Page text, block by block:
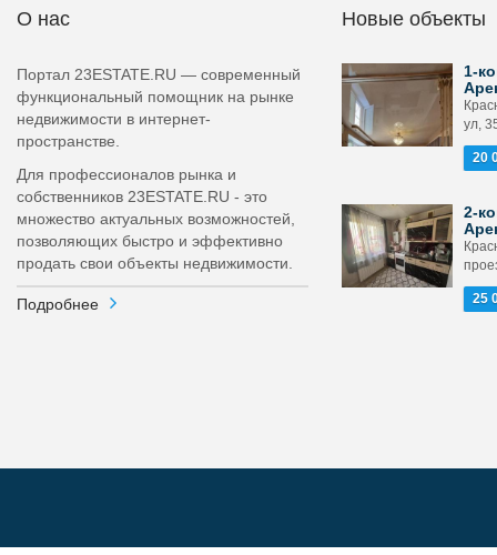
О нас
Портал 23ESTATE.RU — современный
функциональный помощник на рынке
недвижимости в интернет-
пространстве.
Для профессионалов рынка и
собственников 23ESTATE.RU - это
множество актуальных возможностей,
позволяющих быстро и эффективно
продать свои объекты недвижимости.
Подробнее
Новые объекты
1-
ул,
20
2-
25